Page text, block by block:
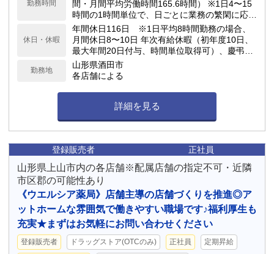
勤務時間
間・月間平均労働時間165.6時間） ※1日4〜15
時間の1時間単位で、日ごとに業務の繁閑に応じ
て勤務時間を設定します。
休日・休暇
年間休日116日 ※1日平均8時間勤務の場合、
月間休日8〜10日 年次有給休暇（初年度10日、
最大年間20日付与、時間単位取得可）、慶弔休
暇、子の看護休暇、介護休暇 他
勤務地
山形県酒田市
各店舗による
詳細を見る
登録販売者 正社員
山形県上山市内の各店舗※配属店舗の指定不可・近隣
市区郡の可能性あり
《ウエルシア薬局》店舗主導の店舗づくりを推進◎ア
ットホームな雰囲気で働きやすい職場です♪福利厚生も
充実★まずはお気軽にお問い合わせください
登録販売者 ドラッグストア(OTCのみ) 正社員 定期昇給